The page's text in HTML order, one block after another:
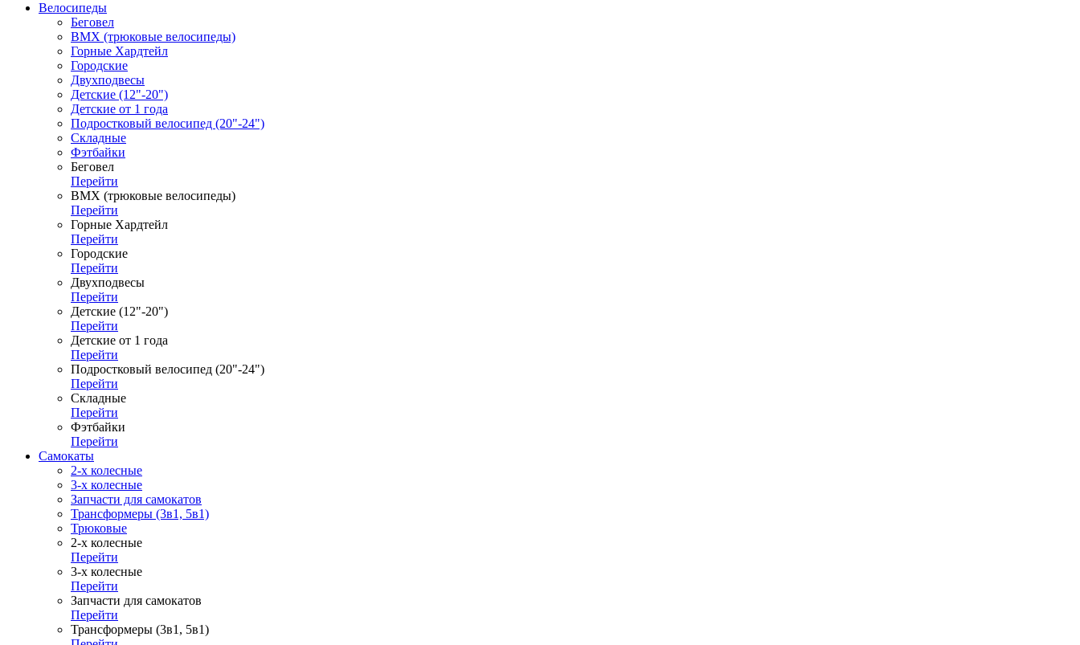
Велосипеды
Беговел
ВМХ (трюковые велосипеды)
Горные Хардтейл
Городские
Двухподвесы
Детские (12"-20")
Детские от 1 года
Подростковый велосипед (20"-24")
Складные
Фэтбайки
Беговел
Перейти
ВМХ (трюковые велосипеды)
Перейти
Горные Хардтейл
Перейти
Городские
Перейти
Двухподвесы
Перейти
Детские (12"-20")
Перейти
Детские от 1 года
Перейти
Подростковый велосипед (20"-24")
Перейти
Складные
Перейти
Фэтбайки
Перейти
Самокаты
2-х колесные
3-х колесные
Запчасти для самокатов
Трансформеры (3в1, 5в1)
Трюковые
2-х колесные
Перейти
3-х колесные
Перейти
Запчасти для самокатов
Перейти
Трансформеры (3в1, 5в1)